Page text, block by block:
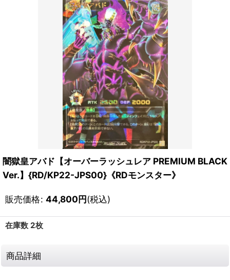
闇獄皇アバド【オーバーラッシュレア PREMIUM BLACK
Ver.】{RD/KP22-JPS00}《RDモンスター》
販売価格: 44,800円(税込)
在庫数 2枚
商品詳細